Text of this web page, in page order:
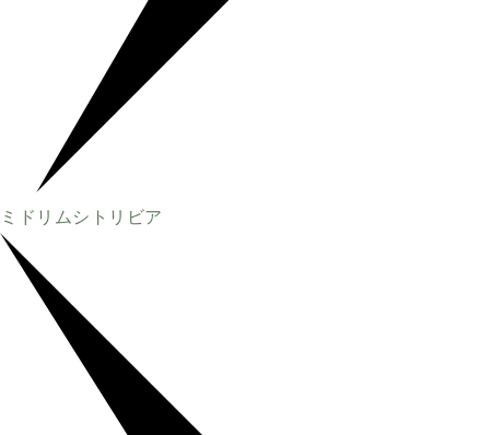
ミドリムシトリビア